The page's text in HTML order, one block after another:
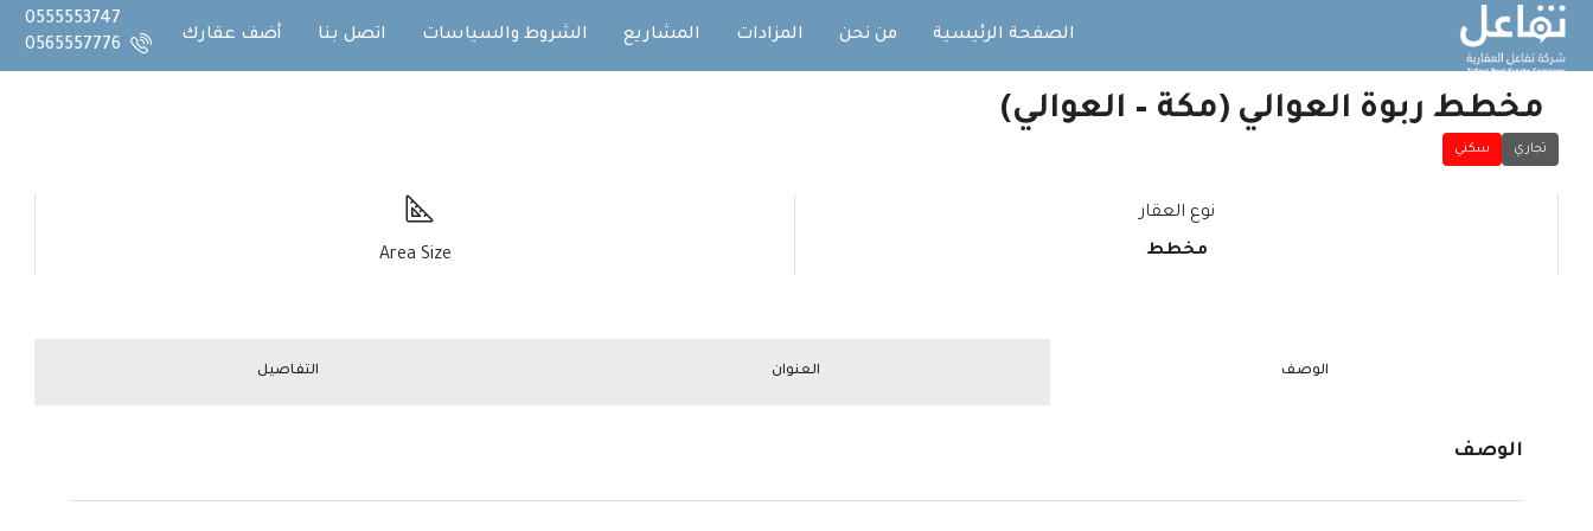
الصفحة الرئيسية من نحن المزادات المشاريع الشروط والسياسات اتصل بنا أضف عقارك
0555553747
0565557776
مخطط ربوة العوالي (مكة – العوالي)
تجاري سكني
نوع العقار
مخطط
Area Size
الوصف العنوان التفاصيل
الوصف